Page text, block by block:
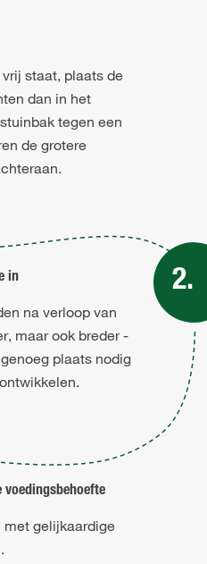
staat, plaats de
dan in het
tegen een
de grotere
in
na verloop van
maar ook breder -
plaats nodig
voedingsbehoefte
gelijkaardige